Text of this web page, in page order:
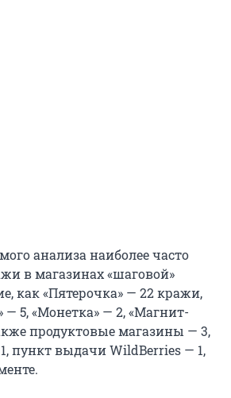
анализа наиболее часто
в магазинах «шаговой»
как «Пятерочка» — 22 кражи,
— 5, «Монетка» — 2, «Магнит-
продуктовые магазины — 3,
пункт выдачи WildBerries — 1,